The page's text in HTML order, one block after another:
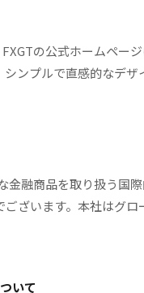
の公式ホームペー
ンプルで直感的なデ
金融商品を取り扱う国
ざいます。本社はグ
いて